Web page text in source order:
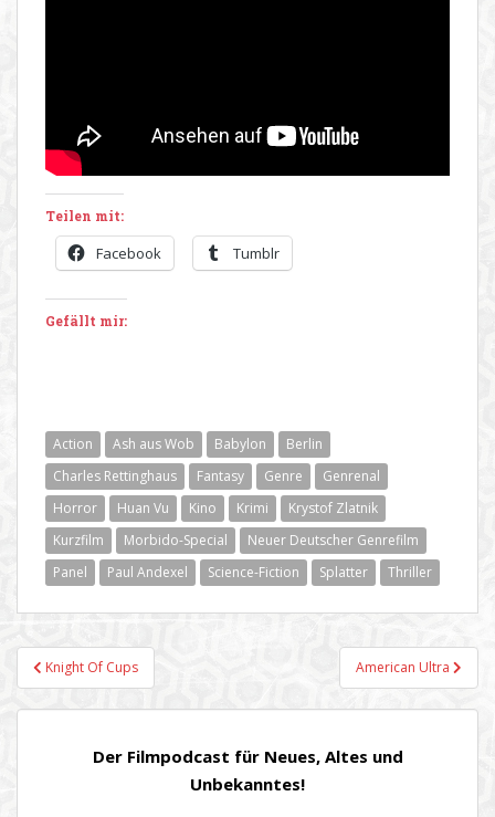
Teilen mit:
Facebook Tumblr
Gefällt mir:
Action Ash aus Wob Babylon
Berlin
Charles Rettinghaus
Fantasy Genre
Genrenal
Horror
Huan Vu Kino Krimi
Krystof Zlatnik
Kurzfilm
Morbido-Special
Neuer Deutscher Genrefilm
Panel
Paul Andexel Science-Fiction Splatter Thriller
Beitragsnavigation
Knight Of Cups American Ultra
Der Filmpodcast für Neues, Altes und
Unbekanntes!